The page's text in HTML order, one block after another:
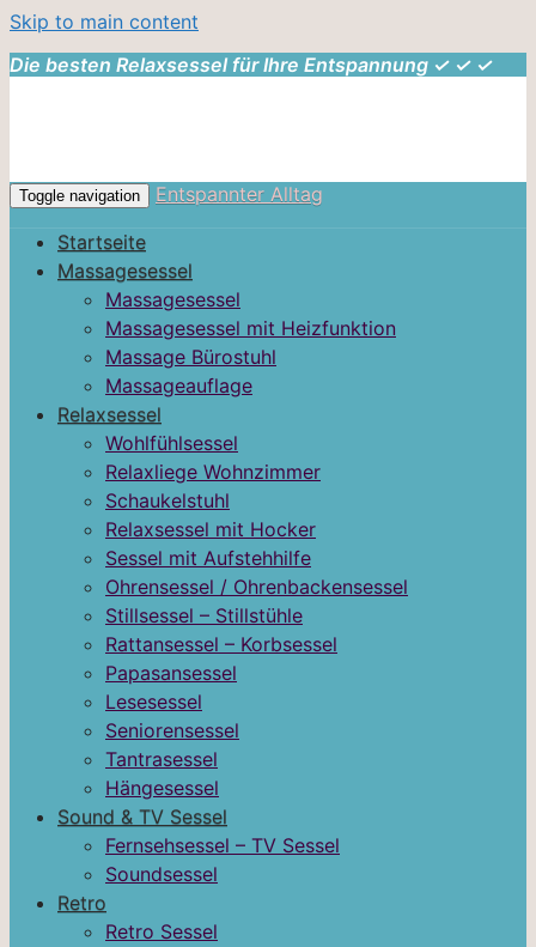
Skip to main content
Die besten Relaxsessel für Ihre Entspannung ✓ ✓ ✓
Toggle navigation
Entspannter Alltag
Startseite
Massagesessel
Massagesessel
Massagesessel mit Heizfunktion
Massage Bürostuhl
Massageauflage
Relaxsessel
Wohlfühlsessel
Relaxliege Wohnzimmer
Schaukelstuhl
Relaxsessel mit Hocker
Sessel mit Aufstehhilfe
Ohrensessel / Ohrenbackensessel
Stillsessel – Stillstühle
Rattansessel – Korbsessel
Papasansessel
Lesesessel
Seniorensessel
Tantrasessel
Hängesessel
Sound & TV Sessel
Fernsehsessel – TV Sessel
Soundsessel
Retro
Retro Sessel